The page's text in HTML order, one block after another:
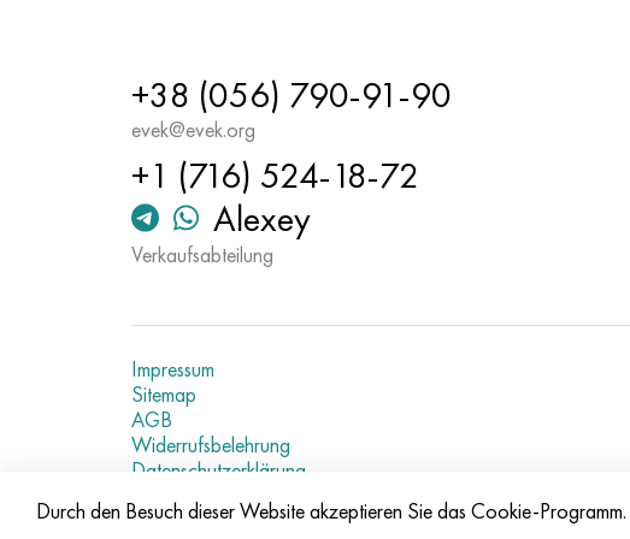
+38 (056) 790-91-90
evek@evek.org
+1 (716) 524-18-72
Alexey
Verkaufsabteilung
Impressum
Sitemap
AGB
Widerrufsbelehrung
Datenschutzerklärung
Aktuelle Metallpreise
Durch den Besuch dieser Website akzeptieren Sie das Cookie-Programm.